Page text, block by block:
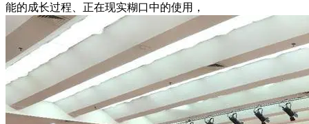
能的成长过程、正在现实糊口中的使用，